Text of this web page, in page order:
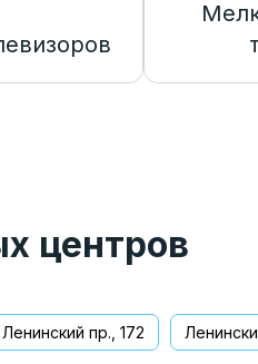
центров
Ленинский пр., 172